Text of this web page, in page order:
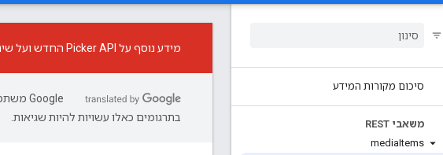
סיכום מקורות המידע
משאבי REST
mediaItems
מידע נוסף על Picker API החדש ועל שינויים חשובים ב-Library API.
בתרגומים כאלו עשויות להיות שגיאות.